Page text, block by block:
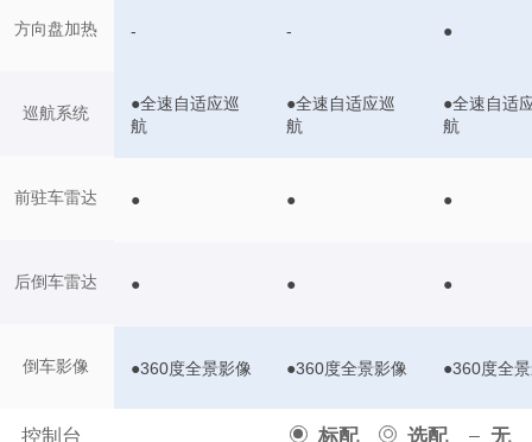
方向盘加热
巡航系统
前驻车雷达
后倒车雷达
倒车影像
控制台 标配 选配 无
- - ●
●全速自适应巡
航
●全速自适应巡
航
●全速自适
航
● ● ●
● ● ●
●360度全景影像 ●360度全景影像 ●360度全